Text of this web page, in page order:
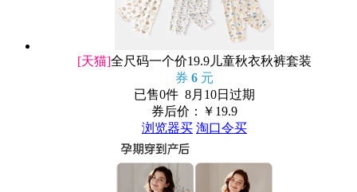
[天猫]全尺码一个价19.9儿童秋衣秋裤套装
券 6 元
已售0件 8月10日过期
券后价：￥ 19.9
浏览器买 淘口令买